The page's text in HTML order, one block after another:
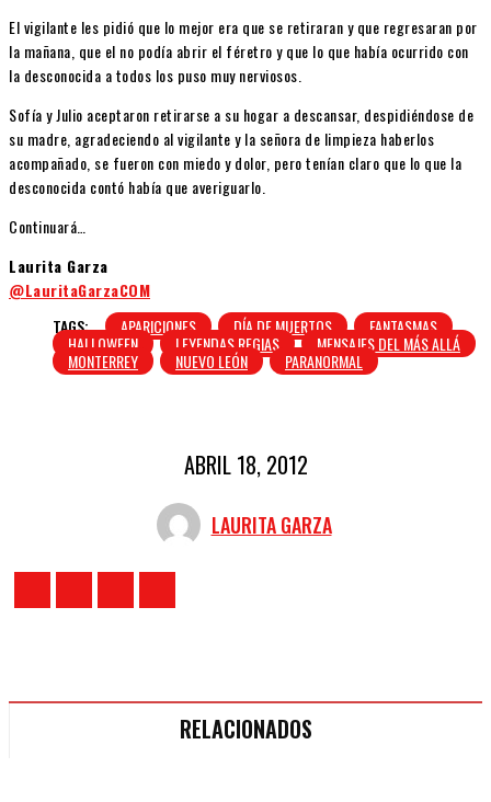
El vigilante les pidió que lo mejor era que se retiraran y que regresaran por
la mañana, que el no podía abrir el féretro y que lo que había ocurrido con
la desconocida a todos los puso muy nerviosos.
Sofía y Julio aceptaron retirarse a su hogar a descansar, despidiéndose de
su madre, agradeciendo al vigilante y la señora de limpieza haberlos
acompañado, se fueron con miedo y dolor, pero tenían claro que lo que la
desconocida contó había que averiguarlo.
Continuará…
Laurita Garza
@LauritaGarzaCOM
TAGS:
APARICIONES DÍA DE MUERTOS FANTASMAS
HALLOWEEN LEYENDAS REGIAS MENSAJES DEL MÁS ALLÁ
MONTERREY NUEVO LEÓN PARANORMAL
ABRIL 18, 2012
LAURITA GARZA
RELACIONADOS